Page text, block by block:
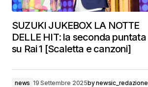
SUZUKI JUKEBOX LA NOTTE
DELLE HIT: la seconda puntata
su Rai 1 [Scaletta e canzoni]
news 19 Settembre 2025bynewsic_redazione